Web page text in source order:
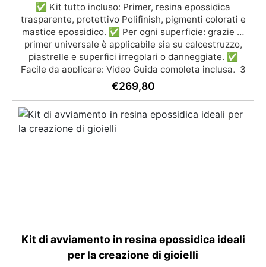
✅ Kit tutto incluso: Primer, resina epossidica
trasparente, protettivo Polifinish, pigmenti colorati e
mastice epossidico. ✅ Per ogni superficie: grazie al
primer universale è applicabile sia su calcestruzzo,
piastrelle e superfici irregolari o danneggiate. ✅
Facile da applicare: Video Guida completa inclusa, 3
semplici passaggi, dalla preparazione della superficie
alla finitura protettiva antigraffio. ✅ Risultati
professionali: Sistema autolivellante, resistente ai
raggi UV, duraturo e con finitura lucida o satinata. ✅
Personalizzabile: Disponibile in kit per metrature da
€269,80
Kit di avviamento in resina epossidica ideali
per la creazione di gioielli